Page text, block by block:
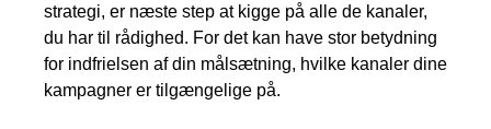
strategi, er næste step at kigge på alle de kanaler,
du har til rådighed. For det kan have stor betydning
for indfrielsen af din målsætning, hvilke kanaler dine
kampagner er tilgængelige på.